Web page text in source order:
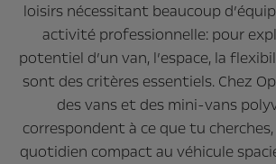
loisirs nécessitant beaucoup
activité professionnelle: pour
potentiel d’un van, l’espace, la
sont des critères essentiels. Chez
des vans et des mini-vans
correspondent à ce que tu
quotidien compact au véhicule